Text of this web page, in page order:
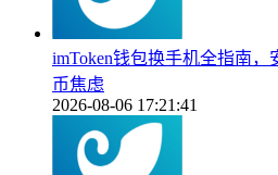
imToken钱包换手机全指南
币焦虑
2026-08-06 17:21:41